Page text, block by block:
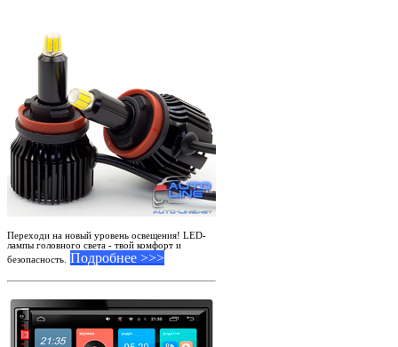
Переходи на новый уровень освещения! LED-
лампы головного света - твой комфорт и
безопасность.
Подробнее >>>